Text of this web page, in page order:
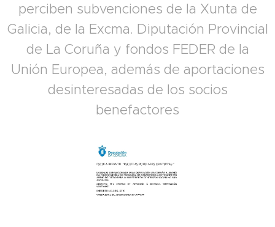
perciben subvenciones de la Xunta de
Galicia, de la Excma. Diputación Provincial
de La Coruña y fondos FEDER de la
Unión Europea, además de aportaciones
desinteresadas de los socios
benefactores